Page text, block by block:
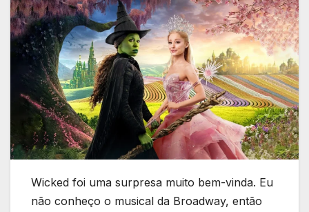
Wicked foi uma surpresa muito bem-vinda. Eu
não conheço o musical da Broadway, então